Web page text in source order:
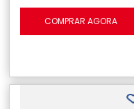
COMPRAR AGORA